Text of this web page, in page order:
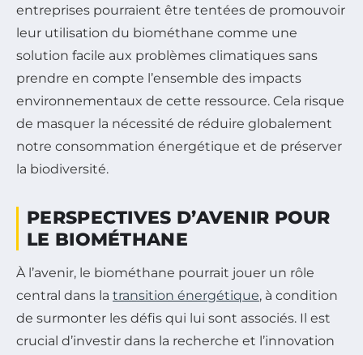
entreprises pourraient être tentées de promouvoir
leur utilisation du biométhane comme une
solution facile aux problèmes climatiques sans
prendre en compte l’ensemble des impacts
environnementaux de cette ressource. Cela risque
de masquer la nécessité de réduire globalement
notre consommation énergétique et de préserver
la biodiversité.
PERSPECTIVES D’AVENIR POUR
LE BIOMÉTHANE
À l’avenir, le biométhane pourrait jouer un rôle
central dans la transition énergétique, à condition
de surmonter les défis qui lui sont associés. Il est
crucial d’investir dans la recherche et l’innovation